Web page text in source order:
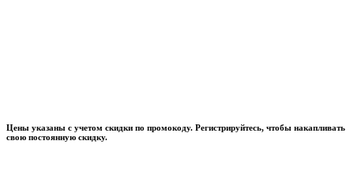
Цены указаны с учетом скидки по промокоду. Регистрируйтесь, чтобы накапливать
свою постоянную скидку.